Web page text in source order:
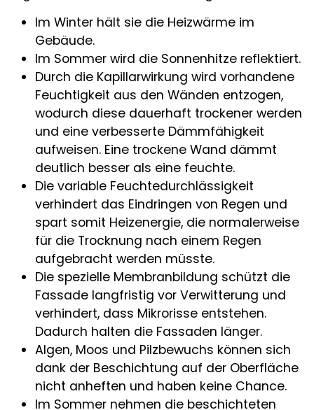
Im Winter hält sie die Heizwärme im
Gebäude.
Im Sommer wird die Sonnenhitze reflektiert.
Durch die Kapillarwirkung wird vorhandene
Feuchtigkeit aus den Wänden entzogen,
wodurch diese dauerhaft trockener werden
und eine verbesserte Dämmfähigkeit
aufweisen. Eine trockene Wand dämmt
deutlich besser als eine feuchte.
Die variable Feuchtedurchlässigkeit
verhindert das Eindringen von Regen und
spart somit Heizenergie, die normalerweise
für die Trocknung nach einem Regen
aufgebracht werden müsste.
Die spezielle Membranbildung schützt die
Fassade langfristig vor Verwitterung und
verhindert, dass Mikrorisse entstehen.
Dadurch halten die Fassaden länger.
Algen, Moos und Pilzbewuchs können sich
dank der Beschichtung auf der Oberfläche
nicht anheften und haben keine Chance.
Im Sommer nehmen die beschichteten